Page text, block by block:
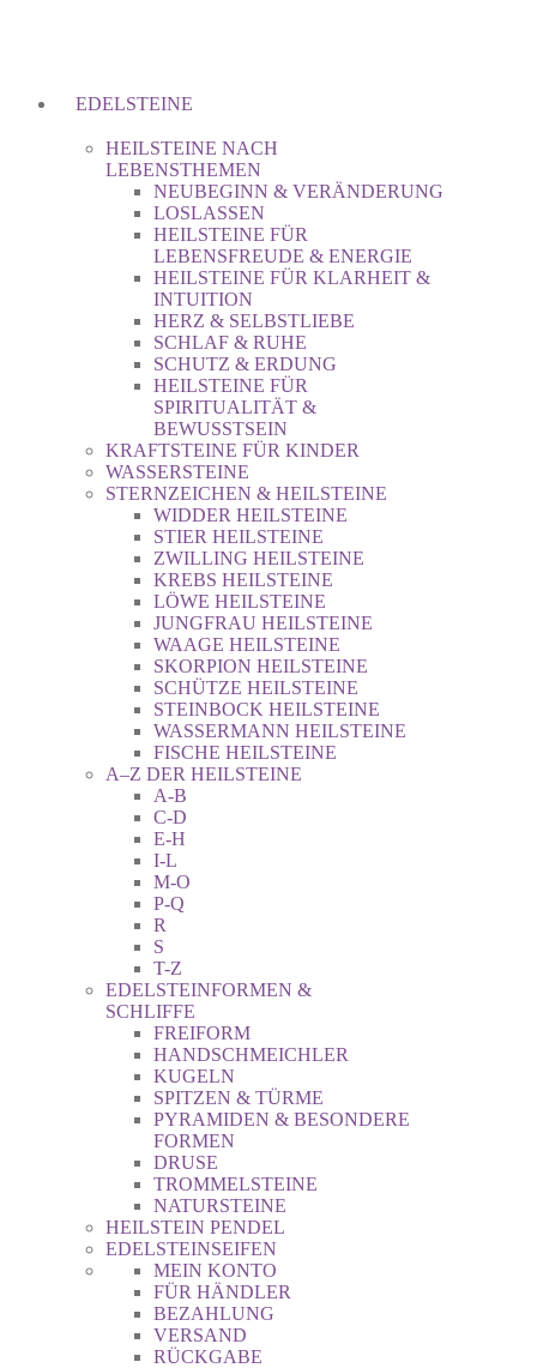
EDELSTEINE
HEILSTEINE NACH
LEBENSTHEMEN
NEUBEGINN & VERÄNDERUNG
LOSLASSEN
HEILSTEINE FÜR
LEBENSFREUDE & ENERGIE
HEILSTEINE FÜR KLARHEIT &
INTUITION
HERZ & SELBSTLIEBE
SCHLAF & RUHE
SCHUTZ & ERDUNG
HEILSTEINE FÜR
SPIRITUALITÄT &
BEWUSSTSEIN
KRAFTSTEINE FÜR KINDER
WASSERSTEINE
STERNZEICHEN & HEILSTEINE
WIDDER HEILSTEINE
STIER HEILSTEINE
ZWILLING HEILSTEINE
KREBS HEILSTEINE
LÖWE HEILSTEINE
JUNGFRAU HEILSTEINE
WAAGE HEILSTEINE
SKORPION HEILSTEINE
SCHÜTZE HEILSTEINE
STEINBOCK HEILSTEINE
WASSERMANN HEILSTEINE
FISCHE HEILSTEINE
A–Z DER HEILSTEINE
A-B
C-D
E-H
I-L
M-O
P-Q
R
S
T-Z
EDELSTEINFORMEN &
SCHLIFFE
FREIFORM
HANDSCHMEICHLER
KUGELN
SPITZEN & TÜRME
PYRAMIDEN & BESONDERE
FORMEN
DRUSE
TROMMELSTEINE
NATURSTEINE
HEILSTEIN PENDEL
EDELSTEINSEIFEN
MEIN KONTO
FÜR HÄNDLER
BEZAHLUNG
VERSAND
RÜCKGABE